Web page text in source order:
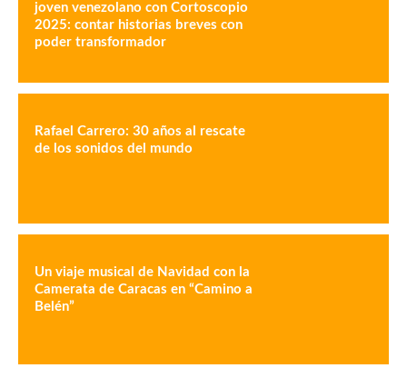
joven venezolano con Cortoscopio
2025: contar historias breves con
poder transformador
Rafael Carrero: 30 años al rescate
de los sonidos del mundo
Un viaje musical de Navidad con la
Camerata de Caracas en “Camino a
Belén”